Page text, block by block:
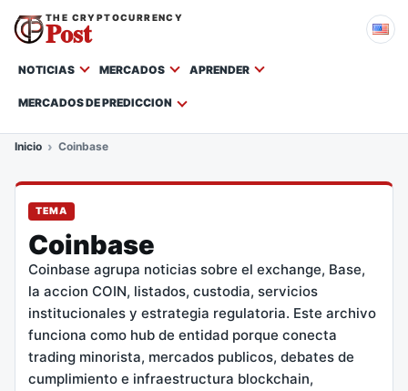
THE CRYPTOCURRENCY
Post
NOTICIAS MERCADOS APRENDER
MERCADOS DE PREDICCION
Inicio Coinbase
TEMA
Coinbase
Coinbase agrupa noticias sobre el exchange, Base,
la accion COIN, listados, custodia, servicios
institucionales y estrategia regulatoria. Este archivo
funciona como hub de entidad porque conecta
trading minorista, mercados publicos, debates de
cumplimiento e infraestructura blockchain,